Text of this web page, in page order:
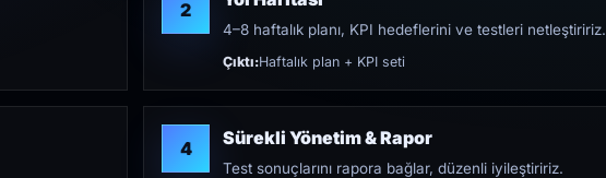
2
4–8 haftalık planı, KPI hedeflerini ve testleri netleştiririz.
Çıktı:Haftalık plan + KPI seti
4 Sürekli Yönetim & Rapor
Test sonuçlarını rapora bağlar, düzenli iyileştiririz.